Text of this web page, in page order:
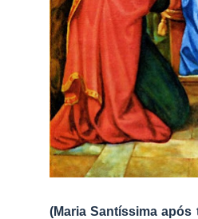
(Maria Santíssima